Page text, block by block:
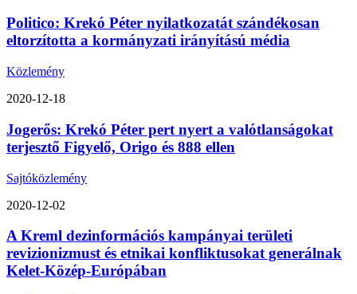
Politico: Krekó Péter nyilatkozatát szándékosan
eltorzította a kormányzati irányítású média
Közlemény
2020-12-18
Jogerős: Krekó Péter pert nyert a valótlanságokat
terjesztő Figyelő, Origo és 888 ellen
Sajtóközlemény
2020-12-02
A Kreml dezinformációs kampányai területi
revizionizmust és etnikai konfliktusokat generálnak
Kelet-Közép-Európában